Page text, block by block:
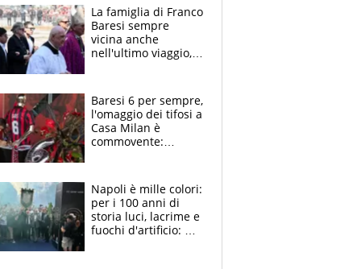
La famiglia di Franco
Baresi sempre
vicina anche
nell'ultimo viaggio,
circondati
dall'affetto dei tifosi
Baresi 6 per sempre,
l'omaggio dei tifosi a
Casa Milan è
commovente:
bigliettini
Napoli è mille colori:
per i 100 anni di
storia luci, lacrime e
fuochi d'artificio: De